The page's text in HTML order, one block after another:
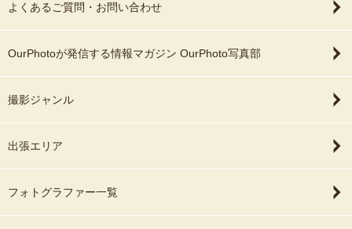
よくあるご質問・お問い合わせ
OurPhotoが発信する情報マガジン OurPhoto写真部
撮影ジャンル
出張エリア
フォトグラファー一覧